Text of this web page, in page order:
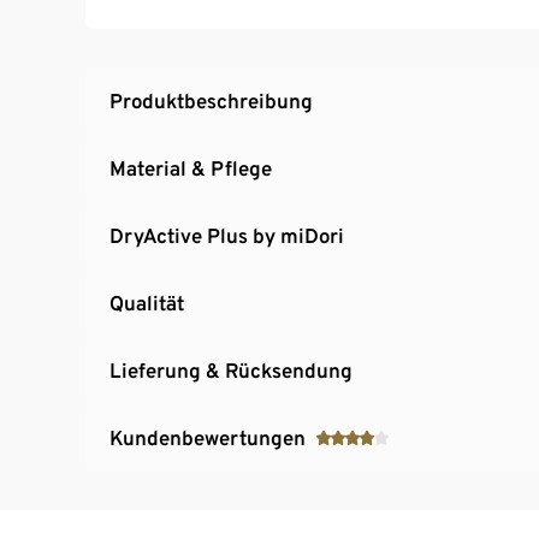
Produktbeschreibung
Material & Pflege
DryActive Plus by miDori
Qualität
Lieferung & Rücksendung
Kundenbewertungen